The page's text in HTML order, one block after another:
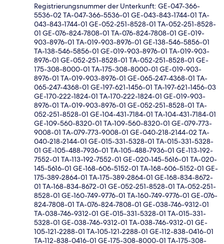
Registrierungsnummer der Unterkunft: GE-047-366-
5536-02 TA-047-366-5536-01 GE-043-843-1744-01 TA-
043-843-1744-01 GE-052-251-8528-01 TA-052-251-8528-
01 GE-076-824-7808-01 TA-076-824-7808-01 GE-019-
903-8976-01 TA-019-903-8976-01 GE-138-546-5856-01
TA-138-546-5856-01 GE-019-903-8976-01 TA-019-903-
8976-01 GE-052-251-8528-01 TA-052-251-8528-01 GE-
175-308-8000-01 TA-175-308-8000-01 GE-019-903-
8976-01 TA-019-903-8976-01 GE-065-247-4368-01 TA-
065-247-4368-01 GE-197-621-1456-01 TA-197-621-1456-03
GE-170-222-1824-01 TA-170-222-1824-01 GE-019-903-
8976-01 TA-019-903-8976-01 GE-052-251-8528-01 TA-
052-251-8528-01 GE-104-431-7184-01 TA-104-431-7184-01
GE-109-560-8320-01 TA-109-560-8320-01 GE-079-773-
9008-01 TA-079-773-9008-01 GE-040-218-2144-02 TA-
040-218-2144-01 GE-015-331-5328-01 TA-015-331-5328-
01 GE-105-488-7936-01 TA-105-488-7936-01 GE-113-192-
7552-01 TA-113-192-7552-01 GE-020-145-5616-01 TA-020-
145-5616-01 GE-168-606-5152-01 TA-168-606-5152-01 GE-
175-389-2864-01 TA-175-389-2864-01 GE-168-834-8672-
01 TA-168-834-8672-01 GE-052-251-8528-01 TA-052-251-
8528-01 GE-160-749-9776-01 TA-160-749-9776-01 GE-076-
824-7808-01 TA-076-824-7808-01 GE-038-746-9312-01
TA-038-746-9312-01 GE-015-331-5328-01 TA-015-331-
5328-01 GE-038-746-9312-01 TA-038-746-9312-01 GE-
105-121-2288-01 TA-105-121-2288-01 GE-112-838-0416-01
TA-112-838-0416-01 GE-175-308-8000-01 TA-175-308-